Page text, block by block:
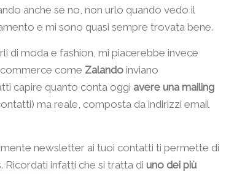
anche se no, non urlo quando vedo il
e mi sono quasi sempre trovata bene.
di moda e fashion, mi piacerebbe invece
come Zalando inviano
capire quanto conta oggi avere una mailing
ma reale, composta da indirizzi email
newsletter ai tuoi contatti ti permette di
Ricordati infatti che si tratta di uno dei più